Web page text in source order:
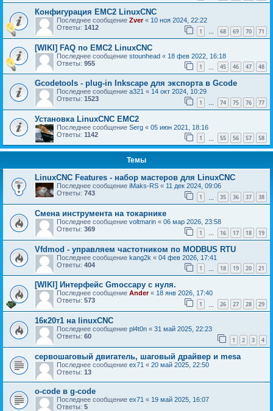
Конфигурация EMC2 LinuxCNC
Последнее сообщение Zver« 10 ноя 2024, 22:22
Ответы: 1412 1 … 68 69 70 71
[WIKI] FAQ по EMC2 LinuxCNC
Последнее сообщение stounhead « 18 фев 2022, 16:18
Ответы: 955 1 45 46 47 48
Gcodetools - plug-in Inkscape для экспорта в Gcode
Последнее сообщение a321 « 14 окт 2024, 10:29
Ответы: 1523 1 … 74 75 76 77
Установка LinuxCNC EMC2
Последнее сообщение Serg « 05 июн 2021, 18:16
Ответы: 1142 1 55 56 57 58
Темы
LinuxCNC Features - набор мастеров для LinuxCNC
Последнее сообщение iMaks-RS « 11 дек 2024, 09:06
Ответы: 743 1 35 36 37 38
Смена инструмента на токарнике
Последнее сообщение voltmarin « 06 мар 2026, 23:58
Ответы: 369 1 … 16 17 18 19
Vfdmod - управляем частотником по MODBUS RTU
Последнее сообщение kang2k « 04 фев 2026, 17:41
Ответы: 404 1 18 19 20 21
[WIKI] Интерфейс Gmoccapy с нуля.
Последнее сообщение Ander« 18 янв 2026, 17:40
Ответы: 573 1 26 27 28 29
16к20т1 на linuxCNC
Последнее сообщение pl4t0n « 31 май 2025, 22:23
Ответы: 60 1 2 3 4
сервошаговый двигатель, шаговый драйвер и mesa
Последнее сообщение ex71 « 20 май 2025, 22:50
Ответы: 13
o-code в g-code
Последнее сообщение ex71 « 19 май 2025, 16:07
Ответы: 5